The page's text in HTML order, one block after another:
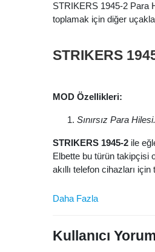
STRIKERS 1945-2 Para
toplamak için diğer
STRIKERS
MOD Özellikleri:
Sınırsız Para
STRIKERS 1945-2 ile
Elbette bu türün takipçisi
akıllı telefon cihazları
Daha Fazla
Kullanıcı